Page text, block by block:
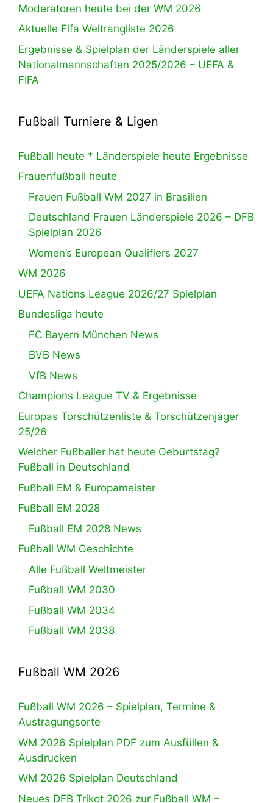
Moderatoren heute bei der WM 2026
Aktuelle Fifa Weltrangliste 2026
Ergebnisse & Spielplan der Länderspiele aller
Nationalmannschaften 2025/2026 – UEFA &
FIFA
Fußball Turniere & Ligen
Fußball heute * Länderspiele heute Ergebnisse
Frauenfußball heute
Frauen Fußball WM 2027 in Brasilien
Deutschland Frauen Länderspiele 2026 – DFB
Spielplan 2026
Women’s European Qualifiers 2027
WM 2026
UEFA Nations League 2026/27 Spielplan
Bundesliga heute
FC Bayern München News
BVB News
VfB News
Champions League TV & Ergebnisse
Europas Torschützenliste & Torschützenjäger
25/26
Welcher Fußballer hat heute Geburtstag?
Fußball in Deutschland
Fußball EM & Europameister
Fußball EM 2028
Fußball EM 2028 News
Fußball WM Geschichte
Alle Fußball Weltmeister
Fußball WM 2030
Fußball WM 2034
Fußball WM 2038
Fußball WM 2026
Fußball WM 2026 – Spielplan, Termine &
Austragungsorte
WM 2026 Spielplan PDF zum Ausfüllen &
Ausdrucken
WM 2026 Spielplan Deutschland
Neues DFB Trikot 2026 zur Fußball WM –